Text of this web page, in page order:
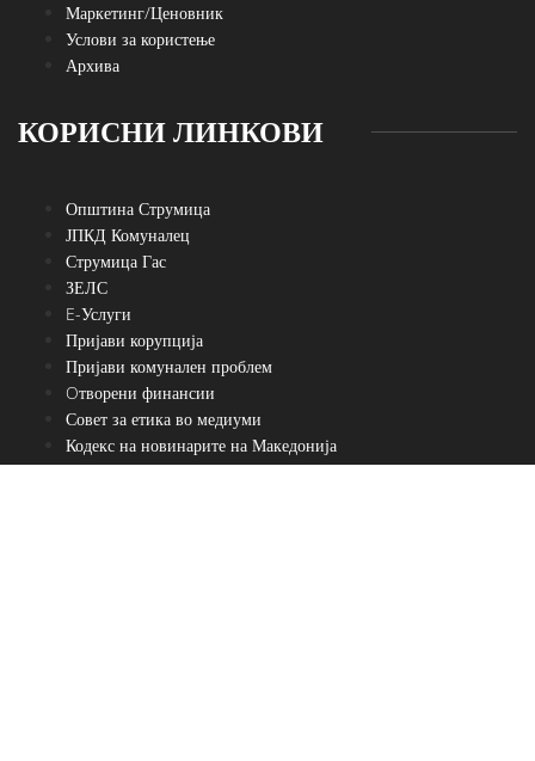
Маркетинг/Ценовник
Услови за користење
Архива
КОРИСНИ ЛИНКОВИ
Општина Струмица
ЈПКД Комуналец
Струмица Гас
ЗЕЛС
E-Услуги
Пријави корупција
Пријави комунален проблем
Oтворени финансии
Совет за етика во медиуми
Кодекс на новинарите на Македонија